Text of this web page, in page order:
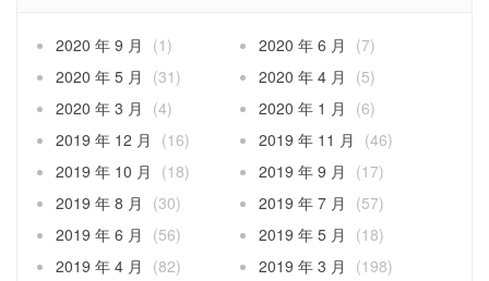
2020 年 9 月 (1) 2020 年 6 月
(7)
2020 年 5 月
(31) 2020 年 4 月
(5)
2020 年 3 月
(4) 2020 年 1 月
(6)
2019 年 12 月
(16) 2019 年 11 月
(46)
2019 年 10 月
(18) 2019 年 9 月
(17)
2019 年 8 月
(30) 2019 年 7 月
(57)
2019 年 6 月
(56) 2019 年 5 月
(18)
2019 年 4 月
(82) 2019 年 3 月
(198)